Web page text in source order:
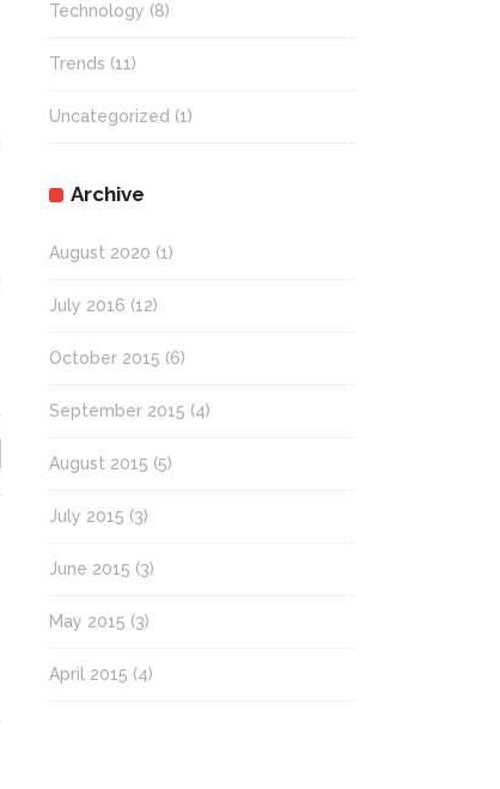
Technology (8)
Trends (11)
Uncategorized (1)
Archive
August 2020 (1)
July 2016 (12)
October 2015 (6)
September 2015 (4)
August 2015 (5)
July 2015 (3)
June 2015 (3)
May 2015 (3)
April 2015 (4)